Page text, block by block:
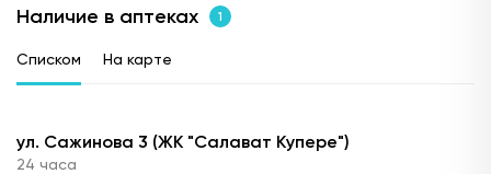
Наличие в аптеках 1
Списком На карте
ул. Сажинова 3 (ЖК "Салават Купере")
24 часа